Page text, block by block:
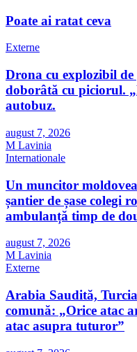
Poate ai ratat ceva
Externe
Drona cu explozibil
doborâtă cu piciorul.
autobuz.
august 7, 2026
M Lavinia
Internationale
Un muncitor
șantier de șase colegi
ambulanță timp de
august 7, 2026
M Lavinia
Externe
Arabia Saudită,
comună: „Orice atac
atac asupra tuturor”